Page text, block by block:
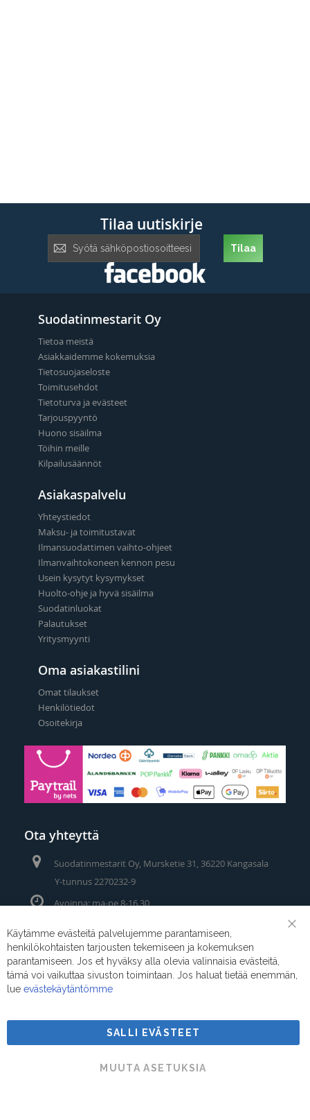
Tilaa uutiskirje
uutiskirje:
Tilaa
Suodatinmestarit Oy
Tietoa meistä
Asiakkaidemme kokemuksia
Tietosuojaseloste
Toimitusehdot
Tietoturva ja evästeet
Tarjouspyyntö
Huono sisäilma
Töihin meille
Kilpailusäännöt
Asiakaspalvelu
Yhteystiedot
Maksu- ja toimitustavat
Ilmansuodattimen vaihto-ohjeet
Ilmanvaihtokoneen kennon pesu
Usein kysytyt kysymykset
Huolto-ohje ja hyvä sisäilma
Suodatinluokat
Palautukset
Yritysmyynti
Oma asiakastilini
Omat tilaukset
Henkilötiedot
Osoitekirja
Ota yhteyttä
Suodatinmestarit Oy, Mursketie 31, 36220 Kangasala
Y-tunnus 2270232-9
Avoinna: ma-pe 8-16.30
Puhelin/Whatsapp:
Sähköposti:myynti@suodatinmestarit.fi
Suodatinmestarit © 2026
Käytämme evästeitä palvelujemme parantamiseen,
henkilökohtaisten tarjousten tekemiseen ja kokemuksen
parantamiseen. Jos et hyväksy alla olevia valinnaisia evästeitä,
tämä voi vaikuttaa sivuston toimintaan. Jos haluat tietää enemmän,
lue evästekäytäntömme
SALLI EVÄSTEET
MUUTA ASETUKSIA